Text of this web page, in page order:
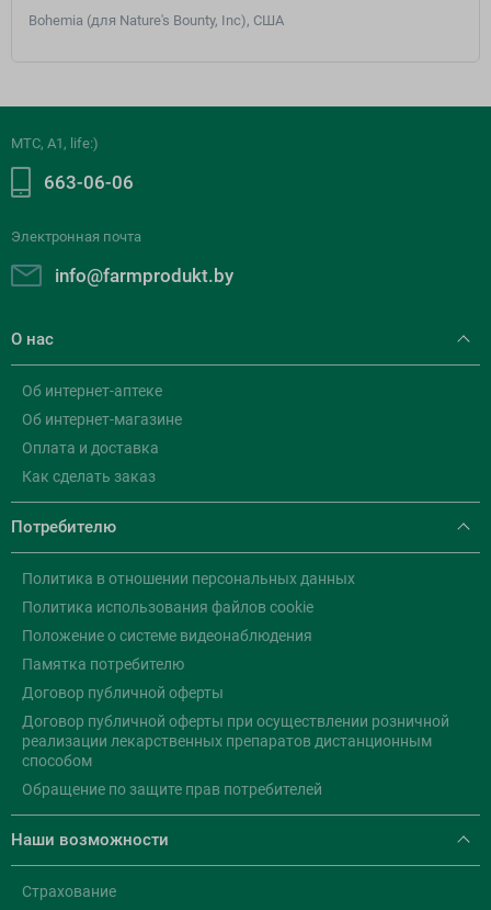
Bohemia (для Nature's Bounty, Inc), США
МТС, A1, life:)
663-06-06
Электронная почта
info@farmprodukt.by
О нас
Об интернет-аптеке
Об интернет-магазине
Оплата и доставка
Как сделать заказ
Потребителю
Политика в отношении персональных данных
Политика использования файлов cookie
Положение о системе видеонаблюдения
Памятка потребителю
Договор публичной оферты
Договор публичной оферты при осуществлении розничной
реализации лекарственных препаратов дистанционным
способом
Обращение по защите прав потребителей
Наши возможности
Страхование